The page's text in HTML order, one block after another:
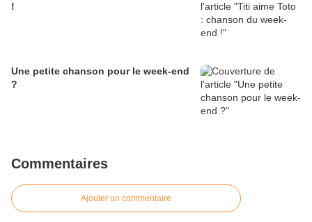
!
Une petite chanson pour le week-end
?
Commentaires
Ajouter un commentaire